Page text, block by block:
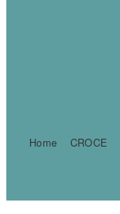
Home CROCE